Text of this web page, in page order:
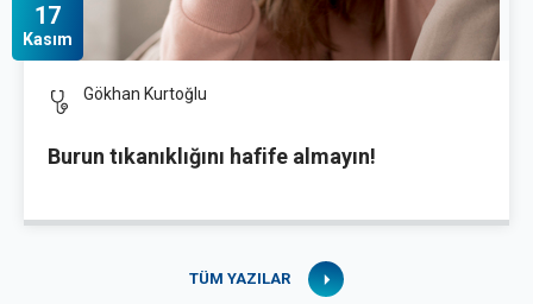
17
Kasım
Gökhan Kurtoğlu
Burun tıkanıklığını hafife almayın!
TÜM YAZILAR